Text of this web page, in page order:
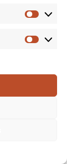
Espace
presse